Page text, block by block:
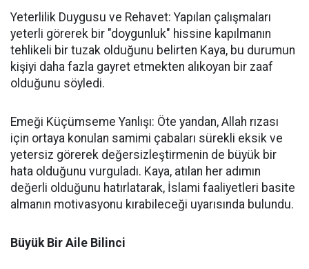
Yeterlilik Duygusu ve Rehavet: Yapılan çalışmaları
yeterli görerek bir "doygunluk" hissine kapılmanın
tehlikeli bir tuzak olduğunu belirten Kaya, bu durumun
kişiyi daha fazla gayret etmekten alıkoyan bir zaaf
olduğunu söyledi.
Emeği Küçümseme Yanlışı: Öte yandan, Allah rızası
için ortaya konulan samimi çabaları sürekli eksik ve
yetersiz görerek değersizleştirmenin de büyük bir
hata olduğunu vurguladı. Kaya, atılan her adımın
değerli olduğunu hatırlatarak, İslami faaliyetleri basite
almanın motivasyonu kırabileceği uyarısında bulundu.
Büyük Bir Aile Bilinci